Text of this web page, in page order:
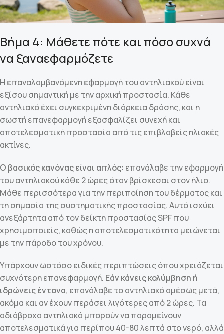
Βήμα 4: Μάθετε πότε και πόσο συχνά
να ξαναεφαρμόζετε
Η επαναλαμβανόμενη εφαρμογή του αντηλιακού είναι
εξίσου σημαντική με την αρχική προστασία. Κάθε
αντηλιακό έχει συγκεκριμένη διάρκεια δράσης, και η
σωστή επανεφαρμογή εξασφαλίζει συνεχή και
αποτελεσματική προστασία από τις επιβλαβείς ηλιακές
ακτίνες.
Ο βασικός κανόνας είναι απλός: επανάλαβε την εφαρμογή
του αντηλιακού κάθε 2 ώρες όταν βρίσκεσαι στον ήλιο.
Μάθε περισσότερα για την περιποίηση του δέρματος και
τη σημασία της συστηματικής προστασίας. Αυτό ισχύει
ανεξάρτητα από τον δείκτη προστασίας SPF που
χρησιμοποιείς, καθώς η αποτελεσματικότητα μειώνεται
με την πάροδο του χρόνου.
Υπάρχουν ωστόσο ειδικές περιπτώσεις όπου χρειάζεται
συχνότερη επανεφαρμογή. Εάν κάνεις κολύμβηση ή
ιδρώνεις έντονα, επανάλαβε το αντηλιακό αμέσως μετά,
ακόμα και αν έχουν περάσει λιγότερες από 2 ώρες. Τα
αδιάβροχα αντηλιακά μπορούν να παραμείνουν
αποτελεσματικά για περίπου 40-80 λεπτά στο νερό, αλλά